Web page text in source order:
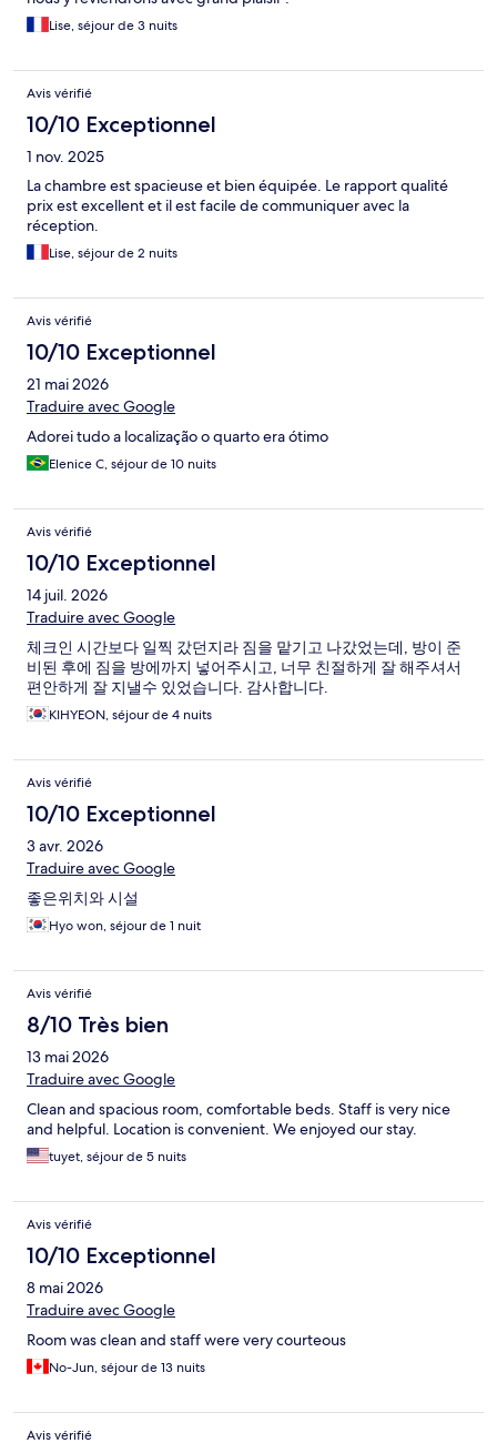
Lise, séjour de 3 nuits
Avis vérifié
10/10 Exceptionnel
1 nov. 2025
La chambre est spacieuse et bien équipée. Le rapport qualité
prix est excellent et il est facile de communiquer avec la
réception.
Lise, séjour de 2 nuits
Avis vérifié
10/10 Exceptionnel
21 mai 2026
Traduire avec Google
Adorei tudo a localização o quarto era ótimo
Elenice C, séjour de 10 nuits
Avis vérifié
10/10 Exceptionnel
14 juil. 2026
Traduire avec Google
체크인 시간보다 일찍 갔던지라 짐을 맡기고 나갔었는데, 방이 준
비된 후에 짐을 방에까지 넣어주시고, 너무 친절하게 잘 해주셔서
편안하게 잘 지낼수 있었습니다. 감사합니다.
KIHYEON, séjour de 4 nuits
Avis vérifié
10/10 Exceptionnel
3 avr. 2026
Traduire avec Google
좋은위치와 시설
Hyo won, séjour de 1 nuit
Avis vérifié
8/10 Très bien
13 mai 2026
Traduire avec Google
Clean and spacious room, comfortable beds. Staff is very nice
and helpful. Location is convenient. We enjoyed our stay.
tuyet, séjour de 5 nuits
Avis vérifié
10/10 Exceptionnel
8 mai 2026
Traduire avec Google
Room was clean and staff were very courteous
No-Jun, séjour de 13 nuits
Avis vérifié